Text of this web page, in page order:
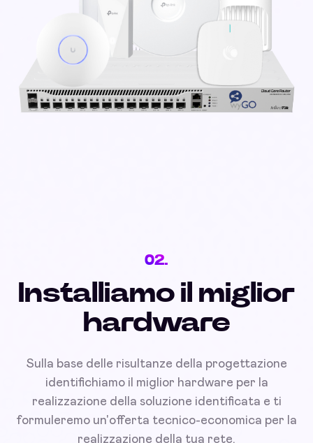
02.
Installiamo il miglior
hardware
Sulla base delle risultanze della progettazione
identifichiamo il miglior hardware per la
realizzazione della soluzione identificata e ti
formuleremo un'offerta tecnico-economica per la
realizzazione della tua rete.